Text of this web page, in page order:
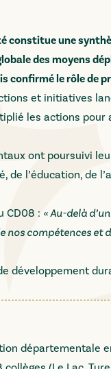
constitue une
des moyens
confirmé le rôle de
et initiatives
les actions
ont poursuivi
de l’éducation, de
CD08 : « Au-delà
nos compétences
développement
départementale